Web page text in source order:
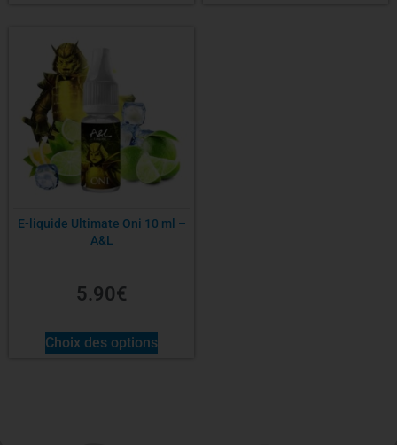
E-liquide Ultimate Oni 10 ml –
A&L
5.90€
Choix des options